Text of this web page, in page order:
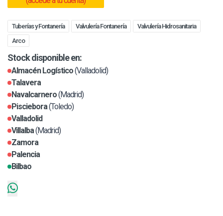
Tuberías y Fontanería Valvulería Fontanería
Valvulería Hidrosanitaria
Arco
Stock disponible en:
Almacén Logístico(Valladolid)
Talavera
Navalcarnero(Madrid)
Pisciebora(Toledo)
Valladolid
Villalba(Madrid)
Zamora
Palencia
Bilbao